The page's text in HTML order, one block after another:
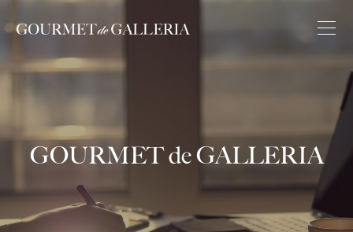
GOURMET de GALLERIA